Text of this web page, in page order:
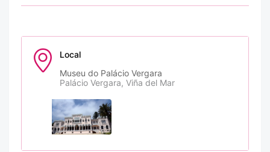
Local
Museu do Palácio Vergara
Palácio Vergara, Viña del Mar